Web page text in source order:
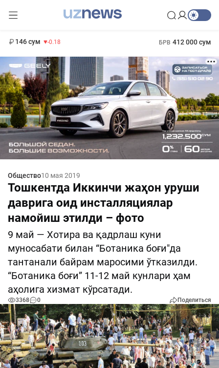
146 сум -0.18 БРВ 412 000 сум
Общество10 мая 2019
Тошкентда Иккинчи жаҳон уруши
даврига оид инсталляциялар
намойиш этилди – фото
9 май — Хотира ва қадрлаш куни
муносабати билан “Ботаника боғи"да
тантанали байрам маросими ўтказилди.
“Ботаника боғи” 11-12 май кунлари ҳам
аҳолига хизмат кўрсатади.
3368 0 Поделиться